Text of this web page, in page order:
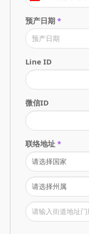
预产日期 *
Line ID
微信ID
联络地址 *